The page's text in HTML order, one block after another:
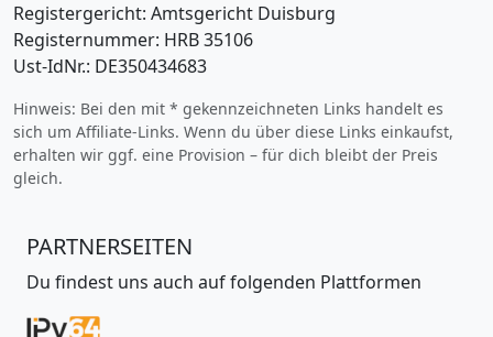
Registergericht: Amtsgericht Duisburg
Registernummer: HRB 35106
Ust-IdNr.: DE350434683
Hinweis: Bei den mit * gekennzeichneten Links handelt es
sich um Affiliate-Links. Wenn du über diese Links einkaufst,
erhalten wir ggf. eine Provision – für dich bleibt der Preis
gleich.
PARTNERSEITEN
Du findest uns auch auf folgenden Plattformen